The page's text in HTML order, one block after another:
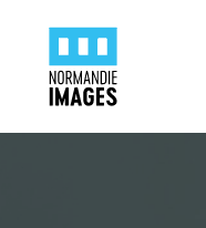
Skip to main content